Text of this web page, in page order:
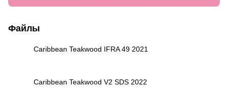
Файлы
Caribbean Teakwood IFRA 49 2021
Caribbean Teakwood V2 SDS 2022